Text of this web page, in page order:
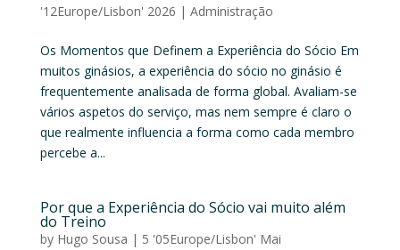
'12Europe/Lisbon' 2026 | Administração
Os Momentos que Definem a Experiência do Sócio Em
muitos ginásios, a experiência do sócio no ginásio é
frequentemente analisada de forma global. Avaliam-se
vários aspetos do serviço, mas nem sempre é claro o
que realmente influencia a forma como cada membro
percebe a...
Por que a Experiência do Sócio vai muito além
do Treino
by Hugo Sousa | 5 '05Europe/Lisbon' Mai